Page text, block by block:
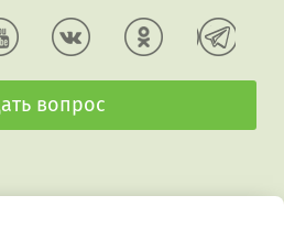
вопрос